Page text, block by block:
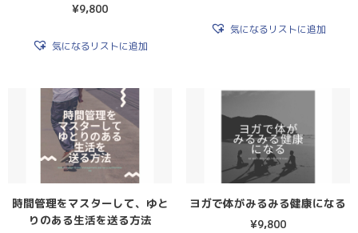
¥9,800
気になるリストに追加
気になるリストに追加
時間管理をマスターして、ゆと
りのある生活を送る方法
ヨガで体がみるみる健康になる
¥9,800